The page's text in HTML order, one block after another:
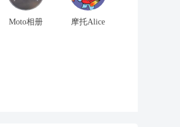
Moto相册 摩托Alice